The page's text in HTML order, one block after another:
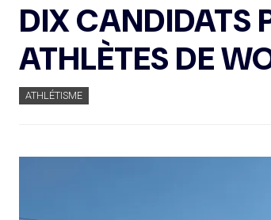
DIX CANDIDATS
ATHLÈTES DE
ATHLÉTISME